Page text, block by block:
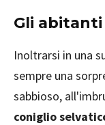
Gli
Inoltrarsi in una
sempre una
sabbioso,
coniglio